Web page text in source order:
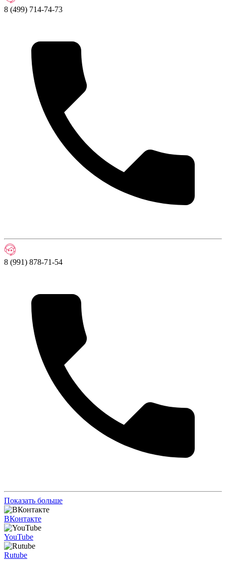
8 (499) 714-74-73
8 (991) 878-71-54
Показать больше
ВКонтакте
YouTube
Rutube